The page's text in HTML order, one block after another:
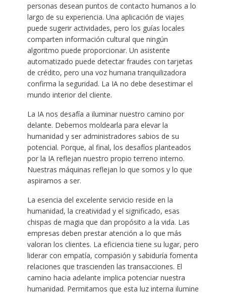
personas desean puntos de contacto humanos a lo
largo de su experiencia. Una aplicación de viajes
puede sugerir actividades, pero los guías locales
comparten información cultural que ningún
algoritmo puede proporcionar. Un asistente
automatizado puede detectar fraudes con tarjetas
de crédito, pero una voz humana tranquilizadora
confirma la seguridad. La IA no debe desestimar el
mundo interior del cliente.
La IA nos desafía a iluminar nuestro camino por
delante. Debemos moldearla para elevar la
humanidad y ser administradores sabios de su
potencial. Porque, al final, los desafíos planteados
por la IA reflejan nuestro propio terreno interno.
Nuestras máquinas reflejan lo que somos y lo que
aspiramos a ser.
La esencia del excelente servicio reside en la
humanidad, la creatividad y el significado, esas
chispas de magia que dan propósito a la vida. Las
empresas deben prestar atención a lo que más
valoran los clientes. La eficiencia tiene su lugar, pero
liderar con empatía, compasión y sabiduría fomenta
relaciones que trascienden las transacciones. El
camino hacia adelante implica potenciar nuestra
humanidad. Permitamos que esta luz interna ilumine